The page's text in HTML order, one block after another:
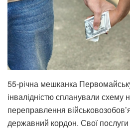
55-річна мешканка
інвалідністю спланували схему
переправлення
державний кордон. Свої послуги